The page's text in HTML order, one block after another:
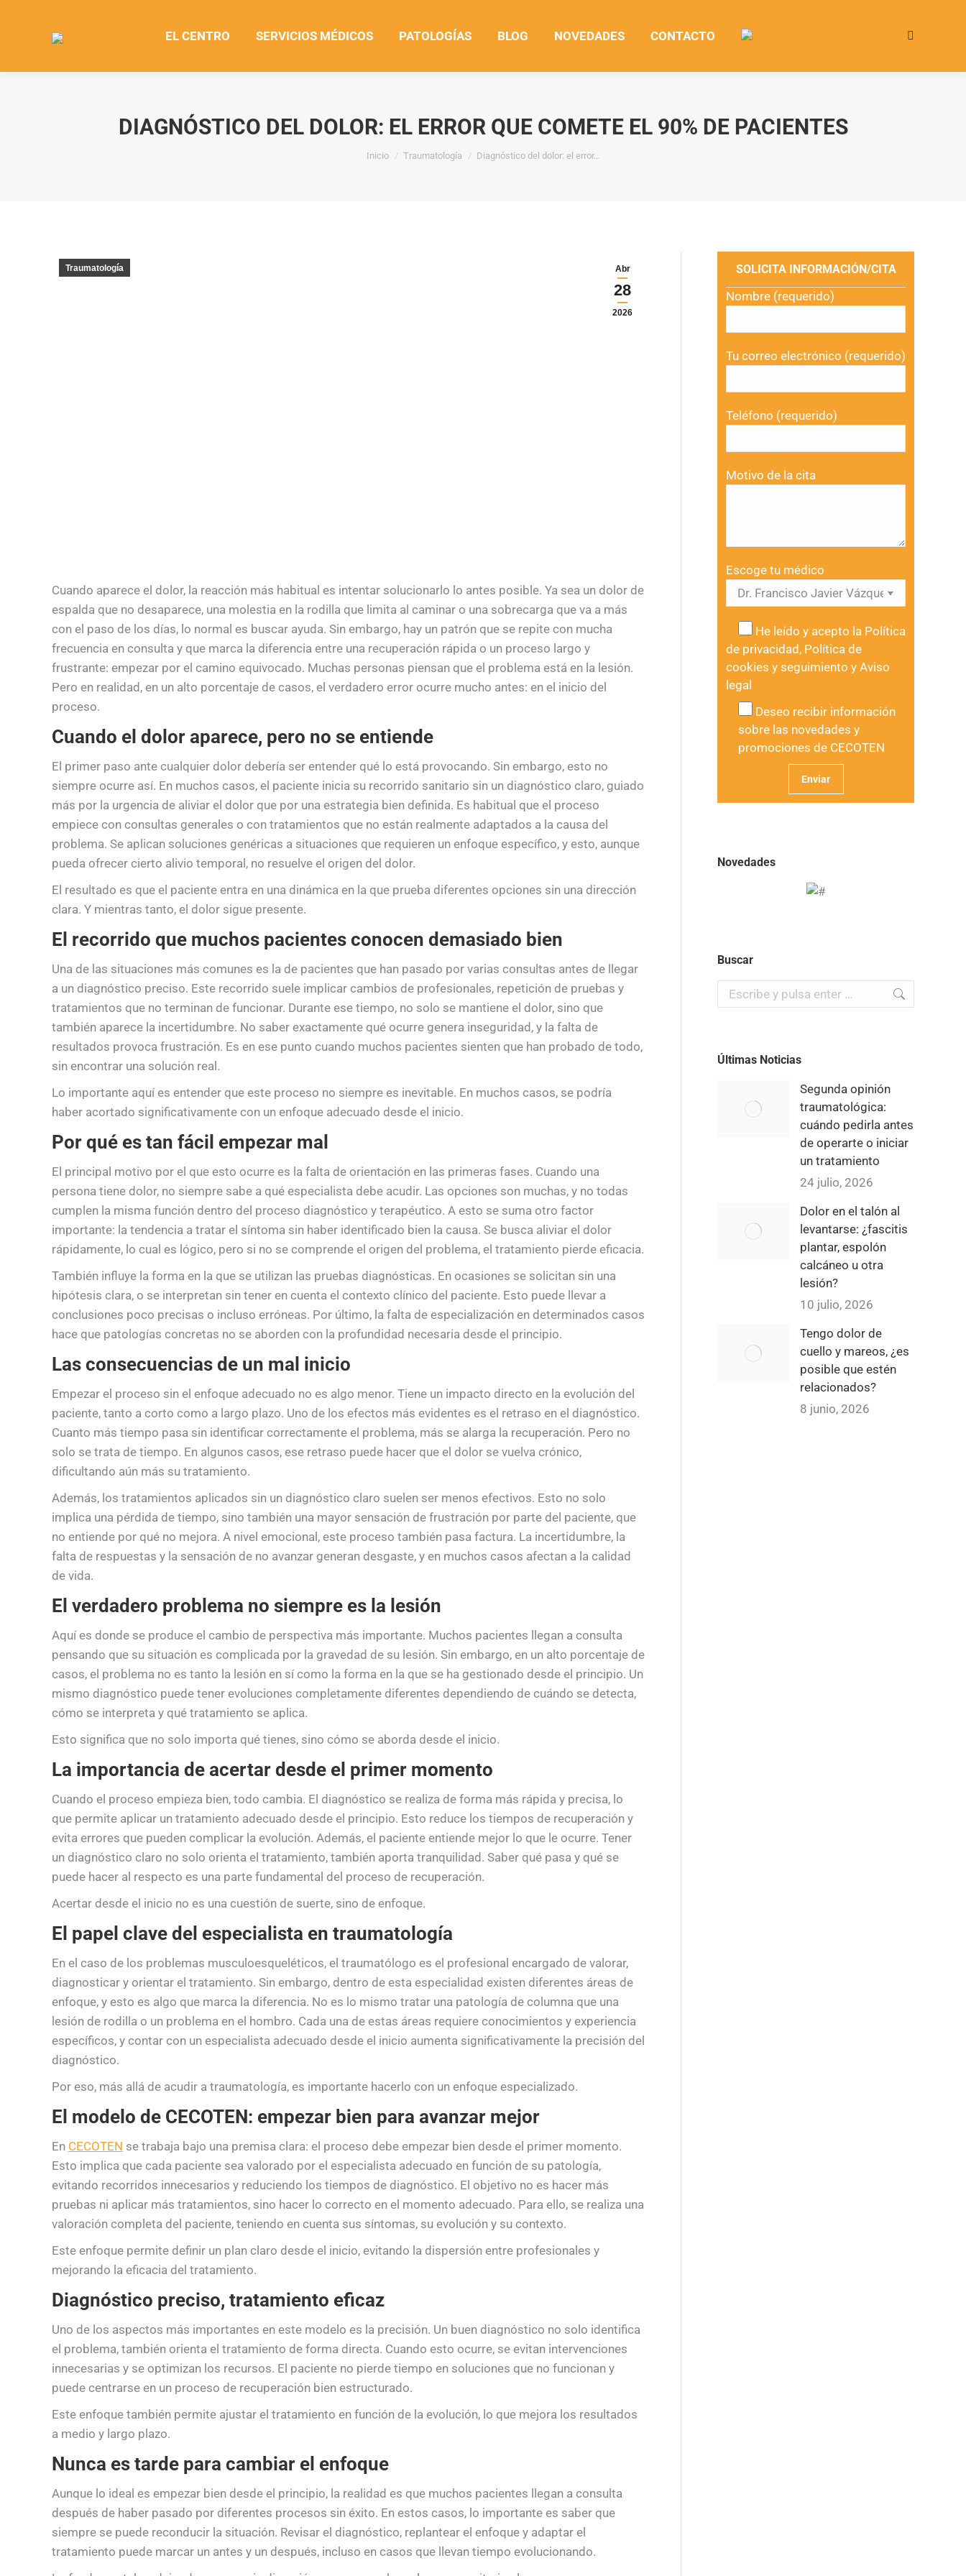
EL CENTRO SERVICIOS MÉDICOS PATOLOGÍAS BLOG NOVEDADES CONTACTO Buscar:
DIAGNÓSTICO DEL DOLOR: EL ERROR QUE COMETE EL 90% DE PACIENTES
Estás aquí:
Inicio Traumatología Diagnóstico del dolor: el error…
Abr
28
2026
Traumatología
Cuando aparece el dolor, la reacción más habitual es intentar solucionarlo lo antes posible. Ya sea un dolor de
espalda que no desaparece, una molestia en la rodilla que limita al caminar o una sobrecarga que va a más
con el paso de los días, lo normal es buscar ayuda. Sin embargo, hay un patrón que se repite con mucha
frecuencia en consulta y que marca la diferencia entre una recuperación rápida o un proceso largo y
frustrante: empezar por el camino equivocado. Muchas personas piensan que el problema está en la lesión.
Pero en realidad, en un alto porcentaje de casos, el verdadero error ocurre mucho antes: en el inicio del
proceso.
Cuando el dolor aparece, pero no se entiende
El primer paso ante cualquier dolor debería ser entender qué lo está provocando. Sin embargo, esto no
siempre ocurre así. En muchos casos, el paciente inicia su recorrido sanitario sin un diagnóstico claro, guiado
más por la urgencia de aliviar el dolor que por una estrategia bien definida. Es habitual que el proceso
empiece con consultas generales o con tratamientos que no están realmente adaptados a la causa del
problema. Se aplican soluciones genéricas a situaciones que requieren un enfoque específico, y esto, aunque
pueda ofrecer cierto alivio temporal, no resuelve el origen del dolor.
El resultado es que el paciente entra en una dinámica en la que prueba diferentes opciones sin una dirección
clara. Y mientras tanto, el dolor sigue presente.
El recorrido que muchos pacientes conocen demasiado bien
Una de las situaciones más comunes es la de pacientes que han pasado por varias consultas antes de llegar
a un diagnóstico preciso. Este recorrido suele implicar cambios de profesionales, repetición de pruebas y
tratamientos que no terminan de funcionar. Durante ese tiempo, no solo se mantiene el dolor, sino que
también aparece la incertidumbre. No saber exactamente qué ocurre genera inseguridad, y la falta de
resultados provoca frustración. Es en ese punto cuando muchos pacientes sienten que han probado de todo,
sin encontrar una solución real.
Lo importante aquí es entender que este proceso no siempre es inevitable. En muchos casos, se podría
haber acortado significativamente con un enfoque adecuado desde el inicio.
Por qué es tan fácil empezar mal
El principal motivo por el que esto ocurre es la falta de orientación en las primeras fases. Cuando una
persona tiene dolor, no siempre sabe a qué especialista debe acudir. Las opciones son muchas, y no todas
cumplen la misma función dentro del proceso diagnóstico y terapéutico. A esto se suma otro factor
importante: la tendencia a tratar el síntoma sin haber identificado bien la causa. Se busca aliviar el dolor
rápidamente, lo cual es lógico, pero si no se comprende el origen del problema, el tratamiento pierde eficacia.
También influye la forma en la que se utilizan las pruebas diagnósticas. En ocasiones se solicitan sin una
hipótesis clara, o se interpretan sin tener en cuenta el contexto clínico del paciente. Esto puede llevar a
conclusiones poco precisas o incluso erróneas. Por último, la falta de especialización en determinados casos
hace que patologías concretas no se aborden con la profundidad necesaria desde el principio.
Las consecuencias de un mal inicio
Empezar el proceso sin el enfoque adecuado no es algo menor. Tiene un impacto directo en la evolución del
paciente, tanto a corto como a largo plazo. Uno de los efectos más evidentes es el retraso en el diagnóstico.
Cuanto más tiempo pasa sin identificar correctamente el problema, más se alarga la recuperación. Pero no
solo se trata de tiempo. En algunos casos, ese retraso puede hacer que el dolor se vuelva crónico,
dificultando aún más su tratamiento.
Además, los tratamientos aplicados sin un diagnóstico claro suelen ser menos efectivos. Esto no solo
implica una pérdida de tiempo, sino también una mayor sensación de frustración por parte del paciente, que
no entiende por qué no mejora. A nivel emocional, este proceso también pasa factura. La incertidumbre, la
falta de respuestas y la sensación de no avanzar generan desgaste, y en muchos casos afectan a la calidad
de vida.
El verdadero problema no siempre es la lesión
Aquí es donde se produce el cambio de perspectiva más importante. Muchos pacientes llegan a consulta
pensando que su situación es complicada por la gravedad de su lesión. Sin embargo, en un alto porcentaje de
casos, el problema no es tanto la lesión en sí como la forma en la que se ha gestionado desde el principio. Un
mismo diagnóstico puede tener evoluciones completamente diferentes dependiendo de cuándo se detecta,
cómo se interpreta y qué tratamiento se aplica.
Esto significa que no solo importa qué tienes, sino cómo se aborda desde el inicio.
La importancia de acertar desde el primer momento
Cuando el proceso empieza bien, todo cambia. El diagnóstico se realiza de forma más rápida y precisa, lo
que permite aplicar un tratamiento adecuado desde el principio. Esto reduce los tiempos de recuperación y
evita errores que pueden complicar la evolución. Además, el paciente entiende mejor lo que le ocurre. Tener
un diagnóstico claro no solo orienta el tratamiento, también aporta tranquilidad. Saber qué pasa y qué se
puede hacer al respecto es una parte fundamental del proceso de recuperación.
Acertar desde el inicio no es una cuestión de suerte, sino de enfoque.
El papel clave del especialista en traumatología
En el caso de los problemas musculoesqueléticos, el traumatólogo es el profesional encargado de valorar,
diagnosticar y orientar el tratamiento. Sin embargo, dentro de esta especialidad existen diferentes áreas de
enfoque, y esto es algo que marca la diferencia. No es lo mismo tratar una patología de columna que una
lesión de rodilla o un problema en el hombro. Cada una de estas áreas requiere conocimientos y experiencia
específicos, y contar con un especialista adecuado desde el inicio aumenta significativamente la precisión del
diagnóstico.
Por eso, más allá de acudir a traumatología, es importante hacerlo con un enfoque especializado.
El modelo de CECOTEN: empezar bien para avanzar mejor
En CECOTEN se trabaja bajo una premisa clara: el proceso debe empezar bien desde el primer momento.
Esto implica que cada paciente sea valorado por el especialista adecuado en función de su patología,
evitando recorridos innecesarios y reduciendo los tiempos de diagnóstico. El objetivo no es hacer más
pruebas ni aplicar más tratamientos, sino hacer lo correcto en el momento adecuado. Para ello, se realiza una
valoración completa del paciente, teniendo en cuenta sus síntomas, su evolución y su contexto.
Este enfoque permite definir un plan claro desde el inicio, evitando la dispersión entre profesionales y
mejorando la eficacia del tratamiento.
Diagnóstico preciso, tratamiento eficaz
Uno de los aspectos más importantes en este modelo es la precisión. Un buen diagnóstico no solo identifica
el problema, también orienta el tratamiento de forma directa. Cuando esto ocurre, se evitan intervenciones
innecesarias y se optimizan los recursos. El paciente no pierde tiempo en soluciones que no funcionan y
puede centrarse en un proceso de recuperación bien estructurado.
Este enfoque también permite ajustar el tratamiento en función de la evolución, lo que mejora los resultados
a medio y largo plazo.
Nunca es tarde para cambiar el enfoque
Aunque lo ideal es empezar bien desde el principio, la realidad es que muchos pacientes llegan a consulta
después de haber pasado por diferentes procesos sin éxito. En estos casos, lo importante es saber que
siempre se puede reconducir la situación. Revisar el diagnóstico, replantear el enfoque y adaptar el
tratamiento puede marcar un antes y un después, incluso en casos que llevan tiempo evolucionando.
SOLICITA INFORMACIÓN/CITA
Nombre (requerido)
Tu correo electrónico (requerido)
Teléfono (requerido)
Motivo de la cita
Escoge tu médico
He leído y acepto la Política
de privacidad , Política de
cookies y seguimiento y Aviso
legal
Deseo recibir información
sobre las novedades y
promociones de CECOTEN
Novedades
Buscar
Buscar:
Últimas Noticias
Segunda opinión
traumatológica:
cuándo pedirla antes
de operarte o iniciar
un tratamiento
24 julio, 2026
Dolor en el talón al
levantarse: ¿fascitis
plantar, espolón
calcáneo u otra
lesión?
10 julio, 2026
Tengo dolor de
cuello y mareos, ¿es
posible que estén
relacionados?
8 junio, 2026